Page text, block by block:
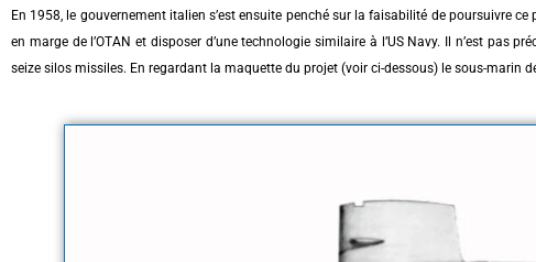
En 1958, le gouvernement italien s’est ensuite penché sur la faisabilité de poursuivre
en marge de l’OTAN et disposer d’une technologie similaire à l’US Navy. Il n’est
seize silos missiles. En regardant la maquette du projet (voir ci-dessous) le sous-marin